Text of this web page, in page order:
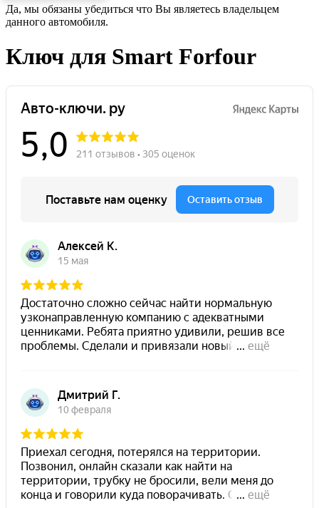
Да, мы обязаны убедиться что Вы являетесь владельцем
данного автомобиля.
Ключ для Smart Forfour